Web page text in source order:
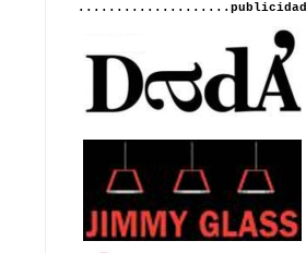
....................publicidad